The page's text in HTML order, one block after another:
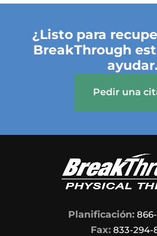
¿Listo para
BreakThrough
ayudar.
Pedir una
Planificación:
Fax:833-294-